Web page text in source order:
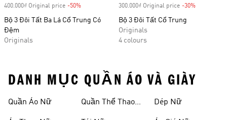
400.000₫ Original price -50%
Bộ 3 Đôi Tất Ba Lá Cổ Trung Có
Đệm
Originals
300.000₫ Original price -30%
Bộ 3 Đôi Tất Cổ Trung
Originals
4 colours
DANH MỤC QUẦN ÁO VÀ GIÀY
Quần Áo Nữ
Quần Thể Thao
Dép Nữ